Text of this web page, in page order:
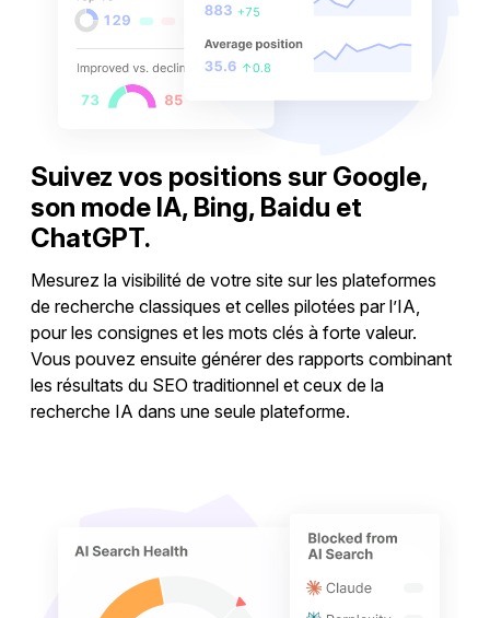
Suivez vos positions sur Google,
son mode IA, Bing, Baidu et
ChatGPT.
Mesurez la visibilité de votre site sur les plateformes
de recherche classiques et celles pilotées par l’IA,
pour les consignes et les mots clés à forte valeur.
Vous pouvez ensuite générer des rapports combinant
les résultats du SEO traditionnel et ceux de la
recherche IA dans une seule plateforme.